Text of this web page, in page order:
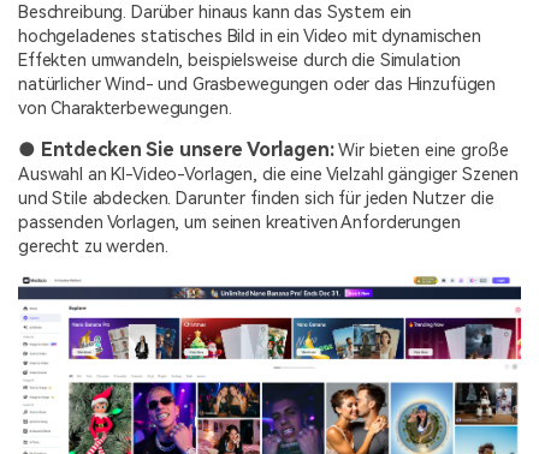
Beschreibung. Darüber hinaus kann das System ein
hochgeladenes statisches Bild in ein Video mit dynamischen
Effekten umwandeln, beispielsweise durch die Simulation
natürlicher Wind- und Grasbewegungen oder das Hinzufügen
von Charakterbewegungen.
● Entdecken Sie unsere Vorlagen:Wir bieten eine große
Auswahl an KI-Video-Vorlagen, die eine Vielzahl gängiger Szenen
und Stile abdecken. Darunter finden sich für jeden Nutzer die
passenden Vorlagen, um seinen kreativen Anforderungen
gerecht zu werden.